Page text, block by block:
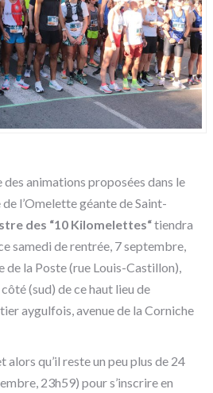
animations proposées dans le
l’Omelette géante de Saint-
des “10 Kilomelettes“tiendra
samedi de rentrée, 7 septembre,
de la Poste (rue Louis-Castillon),
côté (sud) de ce haut lieu de
aygulfois, avenue de la Corniche
alors qu’il reste un peu plus de 24
23h59) pour s’inscrire en